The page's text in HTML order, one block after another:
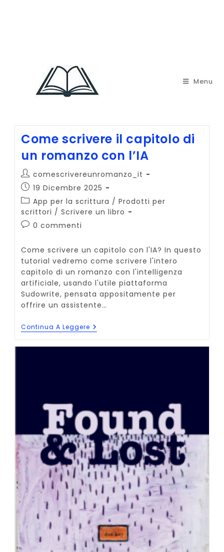
Menu
Come scrivere il capitolo di
un romanzo con l’IA
Autore
dell'articolo:
comescrivereunromanzo_it
Articolo
pubblicato:
19 Dicembre 2025
Categoria
dell'articolo:
App per la scrittura / Prodotti per
scrittori / Scrivere un libro
Commenti
0 commenti
Come scrivere un capitolo con l'IA? In questo
tutorial vedremo come scrivere l'intero
capitolo di un romanzo con l'intelligenza
artificiale, usando l'utile piattaforma
Sudowrite, pensata appositamente per
offrire un assistente…
Continua A Leggere Come
Scrivere